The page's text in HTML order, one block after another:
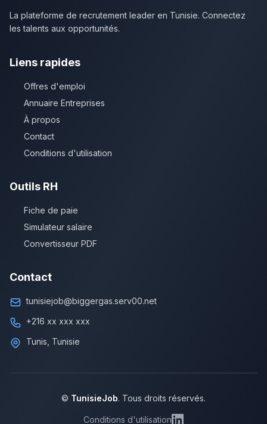
La plateforme de recrutement leader en Tunisie. Connectez
les talents aux opportunités.
Liens rapides
Offres d'emploi
Annuaire Entreprises
À propos
Contact
Conditions d'utilisation
Outils RH
Fiche de paie
Simulateur salaire
Convertisseur PDF
Contact
tunisiejob@biggergas.serv00.net
+216 xx xxx xxx
Tunis, Tunisie
© TunisieJob. Tous droits réservés.
Conditions d'utilisation